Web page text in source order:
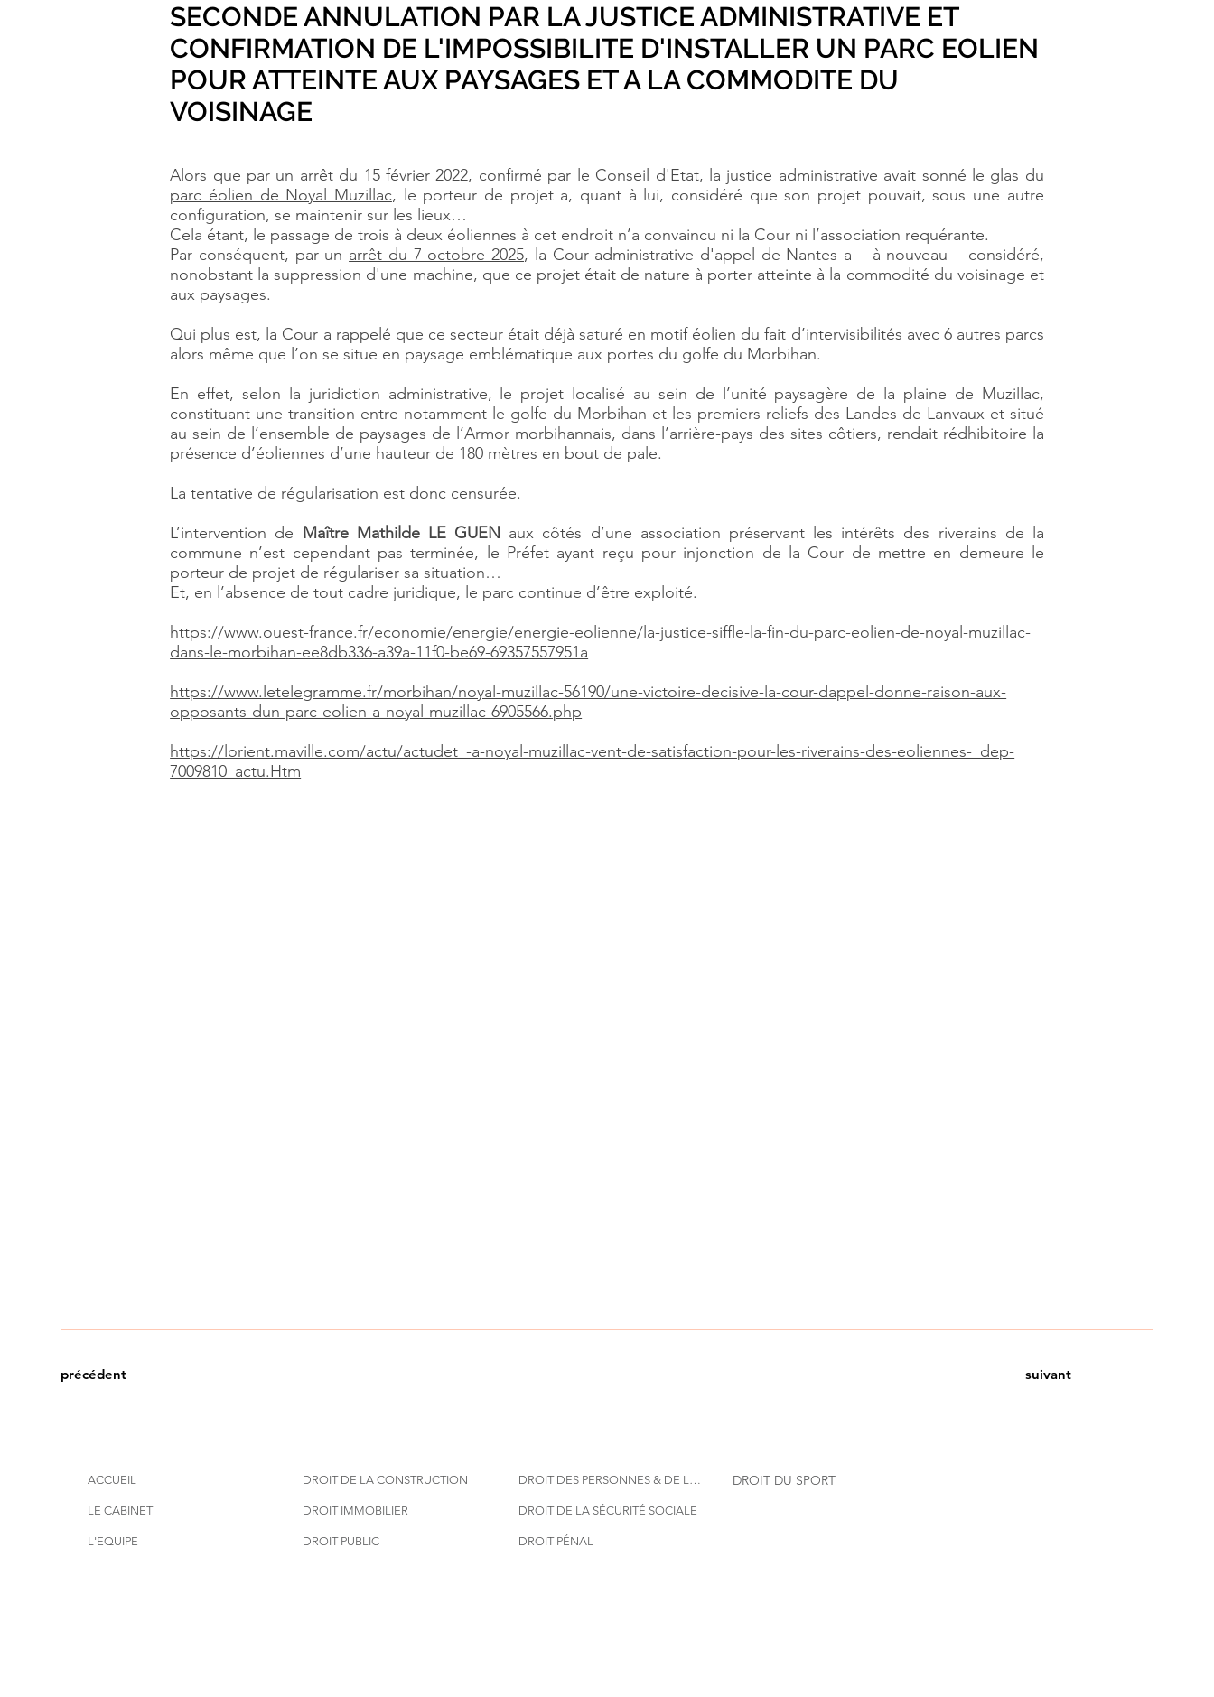
SECONDE ANNULATION PAR LA JUSTICE ADMINISTRATIVE ET
CONFIRMATION DE L'IMPOSSIBILITE D'INSTALLER UN PARC EOLIEN
POUR ATTEINTE AUX PAYSAGES ET A LA COMMODITE DU
VOISINAGE
Alors que par un arrêt du 15 février 2022, confirmé par le Conseil d'Etat, la justice administrative avait sonné le glas du
parc éolien de Noyal Muzillac, le porteur de projet a, quant à lui, considéré que son projet pouvait, sous une autre
configuration, se maintenir sur les lieux…
Cela étant, le passage de trois à deux éoliennes à cet endroit n’a convaincu ni la Cour ni l’association requérante.
Par conséquent, par un arrêt du 7 octobre 2025, la Cour administrative d'appel de Nantes a – à nouveau – considéré,
nonobstant la suppression d'une machine, que ce projet était de nature à porter atteinte à la commodité du voisinage et
aux paysages.
Qui plus est, la Cour a rappelé que ce secteur était déjà saturé en motif éolien du fait d’intervisibilités avec 6 autres parcs
alors même que l’on se situe en paysage emblématique aux portes du golfe du Morbihan.
En effet, selon la juridiction administrative, le projet localisé au sein de l’unité paysagère de la plaine de Muzillac,
constituant une transition entre notamment le golfe du Morbihan et les premiers reliefs des Landes de Lanvaux et situé
au sein de l’ensemble de paysages de l’Armor morbihannais, dans l’arrière-pays des sites côtiers, rendait rédhibitoire la
présence d’éoliennes d’une hauteur de 180 mètres en bout de pale.
La tentative de régularisation est donc censurée.
L’intervention de Maître Mathilde LE GUEN aux côtés d’une association préservant les intérêts des riverains de la
commune n’est cependant pas terminée, le Préfet ayant reçu pour injonction de la Cour de mettre en demeure le
porteur de projet de régulariser sa situation…
Et, en l’absence de tout cadre juridique, le parc continue d’être exploité.
https://www.ouest-france.fr/economie/energie/energie-eolienne/la-justice-siffle-la-fin-du-parc-eolien-de-noyal-muzillac-
dans-le-morbihan-ee8db336-a39a-11f0-be69-69357557951a
https://www.letelegramme.fr/morbihan/noyal-muzillac-56190/une-victoire-decisive-la-cour-dappel-donne-raison-aux-
opposants-dun-parc-eolien-a-noyal-muzillac-6905566.php
https://lorient.maville.com/actu/actudet_-a-noyal-muzillac-vent-de-satisfaction-pour-les-riverains-des-eoliennes-_dep-
7009810_actu.Htm
précédent suivant
ACCUEIL
LE CABINET
L'EQUIPE
DROIT DU SPORT
DROIT DES PERSONNES & DE LA FAMILLE
DROIT DE LA SÉCURITÉ SOCIALE
DROIT PÉNAL
DROIT DE LA CONSTRUCTION
DROIT IMMOBILIER
DROIT PUBLIC